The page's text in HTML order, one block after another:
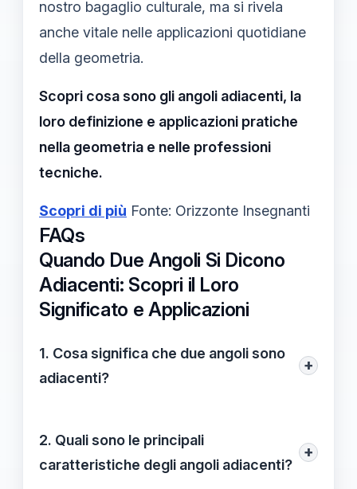
nostro bagaglio culturale, ma si rivela
anche vitale nelle applicazioni quotidiane
della geometria.
Scopri cosa sono gli angoli adiacenti, la
loro definizione e applicazioni pratiche
nella geometria e nelle professioni
tecniche.
Scopri di più Fonte: Orizzonte Insegnanti
FAQs
Quando Due Angoli Si Dicono
Adiacenti: Scopri il Loro
Significato e Applicazioni
1. Cosa significa che due angoli sono
adiacenti?
+
condividono un lato e un vertice comune,
senza sovrapporsi tra loro.
2. Quali sono le principali
caratteristiche degli angoli adiacenti?
+